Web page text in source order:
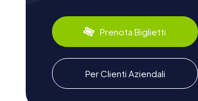
Prenota Biglietti
Per Clienti Aziendali